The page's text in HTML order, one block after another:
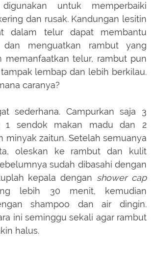
untuk memperbaiki
dan rusak. Kandungan lesitin
dalam telur dapat membantu
dan menguatkan rambut yang
memanfaatkan telur, rambut pun
lembap dan lebih berkilau.
caranya?
sederhana. Campurkan saja 3
1 sendok makan madu dan 2
minyak zaitun. Setelah semuanya
oleskan ke rambut dan kulit
sudah dibasahi dengan
kepala dengan shower cap
lebih 30 menit, kemudian
shampoo dan air dingin.
ini seminggu sekali agar rambut
halus.